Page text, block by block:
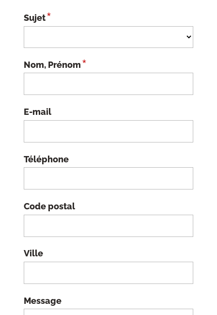
Sujet*
Nom, Prénom*
E-mail
Téléphone
Code postal
Ville
Message